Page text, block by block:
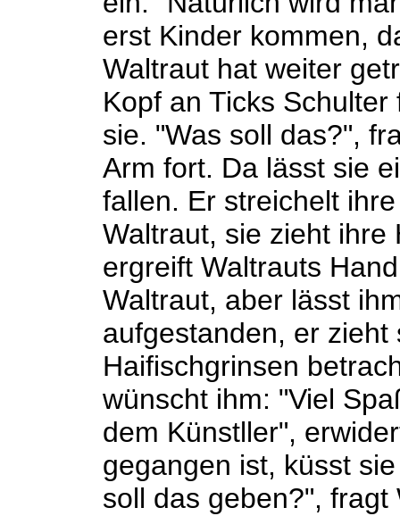
erst Kinder kommen,
Waltraut hat weiter
Kopf an Ticks
sie. "Was soll das?",
Arm fort. Da lässt sie
fallen. Er streichelt
Waltraut, sie zieht ihre
ergreift Waltrauts
Waltraut, aber lässt
aufgestanden, er
Haifischgrinsen
wünscht ihm: "Viel
dem Künstller",
gegangen ist, küsst
soll das geben?", fragt